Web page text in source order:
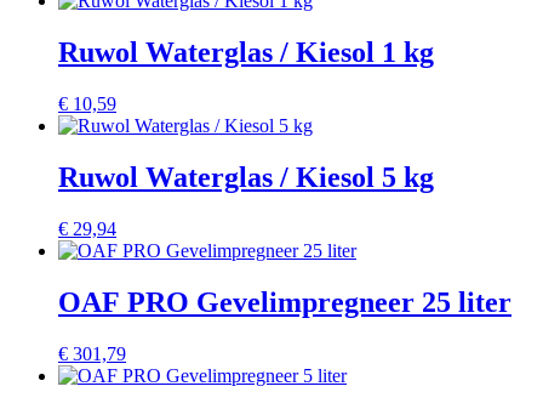
Ruwol Waterglas / Kiesol 1 kg
€ 10,59
Ruwol Waterglas / Kiesol 5 kg
€ 29,94
OAF PRO Gevelimpregneer 25 liter
€ 301,79